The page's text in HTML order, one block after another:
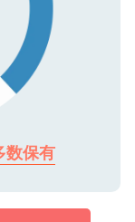
数保有